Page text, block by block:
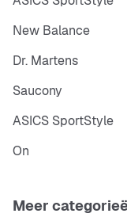
New Balance
Dr. Martens
Saucony
ASICS SportStyle
On
Meer